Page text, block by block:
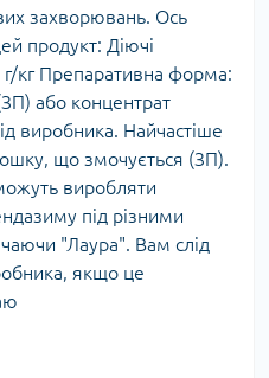
захворювань. Ось
продукт: Діючі
г/кг Препаративна форма:
або концентрат
виробника. Найчастіше
що змочується (ЗП).
виробляти
під різними
"Лаура". Вам слід
якщо це